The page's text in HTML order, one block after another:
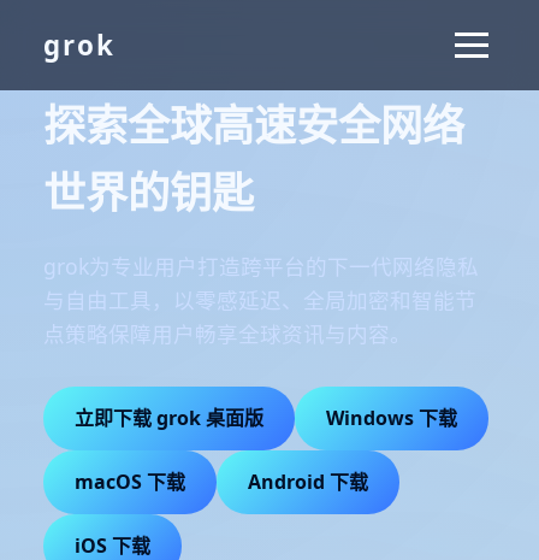
grok
探索全球高速安全网络
世界的钥匙
grok为专业用户打造跨平台的下一代网络隐私
与自由工具，以零感延迟、全局加密和智能节
点策略保障用户畅享全球资讯与内容。
立即下载 grok 桌面版 Windows 下载
macOS 下载 Android 下载
iOS 下载